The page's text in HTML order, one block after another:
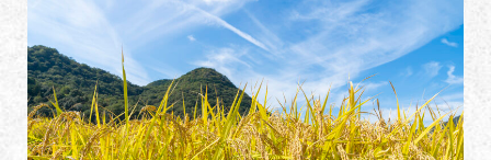
プ